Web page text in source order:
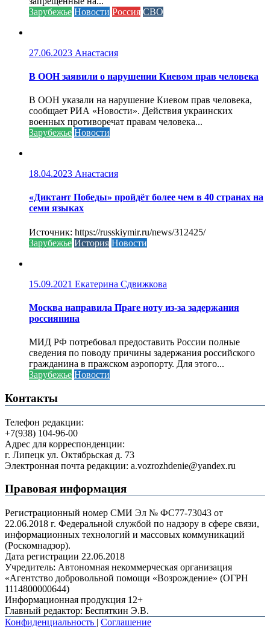
Зарубежье Новости Россия СВО
27.06.2023 Анастасия
В ООН заявили о нарушении Киевом прав человека
В ООН указали на нарушение Киевом прав человека,
сообщает РИА «Новости». Действия украинских
военных противоречат правам человека...
Зарубежье Новости
18.04.2023 Анастасия
«Диктант Победы» пройдёт более чем в 40 странах на
семи языках
Источник: https://russkiymir.ru/news/312425/
Зарубежье История Новости
15.09.2021 Екатерина Сдвижкова
Москва направила Праге ноту из-за задержания
россиянина
МИД РФ потребовал предоставить России полные
сведения по поводу причины задержания российского
гражданина в пражском аэропорту. Для этого...
Зарубежье Новости
Контакты
Телефон редакции:
+7(938) 104-96-00
Адрес для корреспонденции:
г. Липецк ул. Октябрьская д. 73
Электронная почта редакции: a.vozrozhdenie@yandex.ru
Правовая информация
Регистрационный номер СМИ Эл № ФС77-73043 от
22.06.2018 г. Федеральной службой по надзору в сфере связи,
информационных технологий и массовых коммуникаций
(Роскомнадзор).
Дата регистрации 22.06.2018
Учредитель: Автономная некоммерческая организация
«Агентство добровольной помощи «Возрождение» (ОГРН
1114800000644)
Информационная продукция 12+
Главный редактор: Беспяткин Э.В.
Конфиденциальность | Соглашение